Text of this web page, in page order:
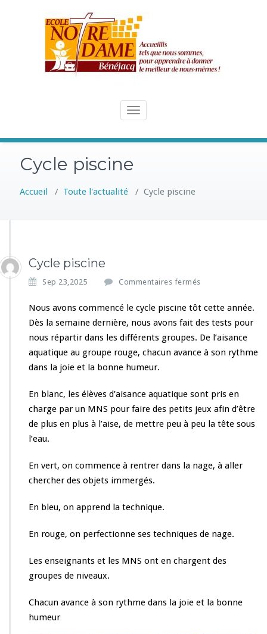
Toggle
Cycle piscine
Accueil / Toute l'actualité / Cycle piscine
Cycle piscine
Sep 23,2025 Commentaires fermés
r
y
c
l
s
c
i
Nous avons commencé le cycle piscine tôt cette année.
Dès la semaine dernière, nous avons fait des tests pour
nous répartir dans les différents groupes. De l’aisance
aquatique au groupe rouge, chacun avance à son rythme
dans la joie et la bonne humeur.
En blanc, les élèves d’aisance aquatique sont pris en
charge par un MNS pour faire des petits jeux afin d’être
de plus en plus à l’aise, de mettre peu à peu la tête sous
l’eau.
En vert, on commence à rentrer dans la nage, à aller
chercher des objets immergés.
En bleu, on apprend la technique.
En rouge, on perfectionne ses techniques de nage.
Les enseignants et les MNS ont en chargent des
groupes de niveaux.
Chacun avance à son rythme dans la joie et la bonne
humeur